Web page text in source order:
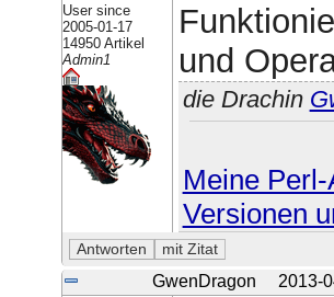
User since
2005-01-17
14950 Artikel
Admin1
und
die Drachin
Meine
Versionen
GwenDragon 2013-